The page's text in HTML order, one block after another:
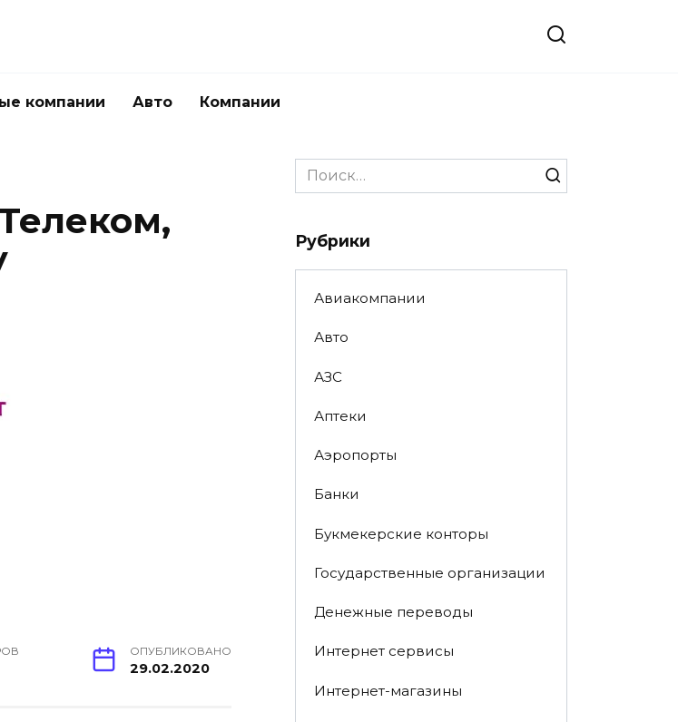
компании Авто Компании
ОПУБЛИКОВАНО
29.02.2020
Search
for:
Рубрики
Авиакомпании
Авто
АЗС
Аптеки
Аэропорты
Банки
Букмекерские конторы
Государственные организации
Денежные переводы
Интернет сервисы
Интернет-магазины